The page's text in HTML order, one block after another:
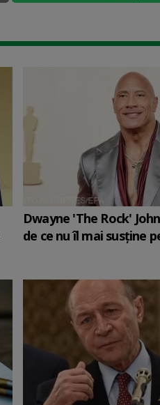
Dwayne 'The Rock'
de ce nu îl mai susține